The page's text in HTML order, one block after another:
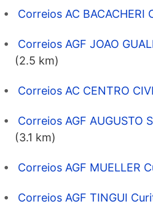
Correios AC BACACHERI
Correios AGF JOAO
(2.5 km)
Correios AC CENTRO
Correios AGF AUGUSTO
(3.1 km)
Correios AGF MUELLER
Correios AGF TINGUI